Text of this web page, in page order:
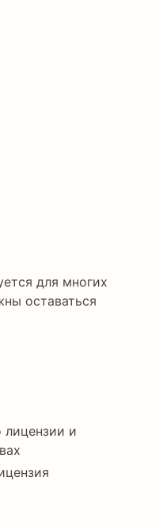
для многих
оставаться
лицензии и